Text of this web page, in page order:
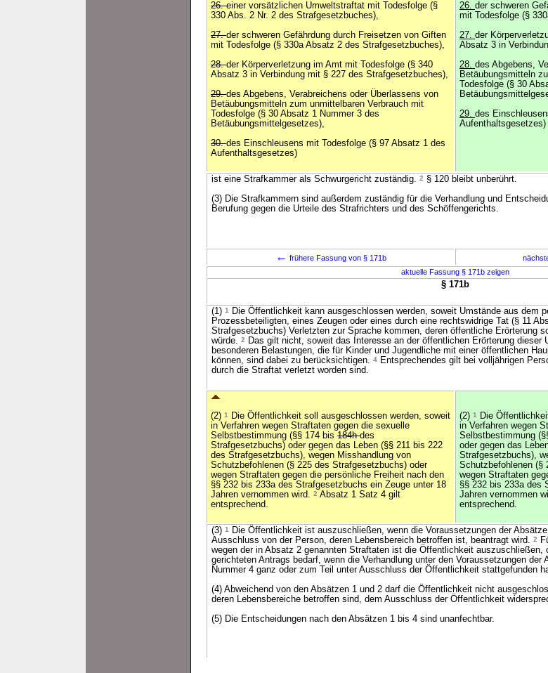
26.einer vorsätzlichen Umweltstraftat mit Todesfolge (§
330 Abs. 2 Nr. 2 des Strafgesetzbuches),
27.der schweren Gefährdung durch Freisetzen von Giften
mit Todesfolge (§ 330a Absatz 2 des Strafgesetzbuches),
28.der Körperverletzung im Amt mit Todesfolge (§ 340
Absatz 3 in Verbindung mit § 227 des Strafgesetzbuches),
29.des Abgebens, Verabreichens oder Überlassens von
Betäubungsmitteln zum unmittelbaren Verbrauch mit
Todesfolge (§ 30 Absatz 1 Nummer 3 des
Betäubungsmittelgesetzes),
30.des Einschleusens mit Todesfolge (§ 97 Absatz 1 des
Aufenthaltsgesetzes)
26. der schweren
mit Todesfolge (§
27. der
Absatz 3 in
28. des Abgebens,
Betäubungsmitteln
Todesfolge (§ 30
29. des
Aufenthaltsgesetzes)
ist eine Strafkammer als Schwurgericht zuständig. 2 § 120 bleibt unberührt.
(3) Die Strafkammern sind außerdem zuständig für die Verhandlung und
Berufung gegen die Urteile des Strafrichters und des Schöffengerichts.
← frühere Fassung von § 171b
aktuelle Fassung § 171b zeigen
§ 171b
(1) 1
Die Öffentlichkeit kann ausgeschlossen werden, soweit Umstände aus dem
Prozessbeteiligten, eines Zeugen oder eines durch eine rechtswidrige Tat (§ 11
Strafgesetzbuchs) Verletzten zur Sprache kommen, deren öffentliche Erörterung
würde. 2 Das gilt nicht, soweit das Interesse an der öffentlichen Erörterung dieser
besonderen Belastungen, die für Kinder und Jugendliche mit einer öffentlichen
können, sind dabei zu berücksichtigen. 4 Entsprechendes gilt bei volljährigen
durch die Straftat verletzt worden sind.
(2) 1
Die Öffentlichkeit soll ausgeschlossen werden, soweit
in Verfahren wegen Straftaten gegen die sexuelle
Selbstbestimmung (§§ 174 bis 184hdes
Strafgesetzbuchs) oder gegen das Leben (§§ 211 bis 222
des Strafgesetzbuchs), wegen Misshandlung von
Schutzbefohlenen (§ 225 des Strafgesetzbuchs) oder
wegen Straftaten gegen die persönliche Freiheit nach den
§§ 232 bis 233a des Strafgesetzbuchs ein Zeuge unter 18
Jahren vernommen wird. 2 Absatz 1 Satz 4 gilt
entsprechend.
(2) 1
Die
in Verfahren wegen
Selbstbestimmung
oder gegen das
Strafgesetzbuchs),
Schutzbefohlenen (§
wegen Straftaten
§§ 232 bis 233a des
Jahren vernommen
entsprechend.
(3) 1
Die Öffentlichkeit ist auszuschließen, wenn die Voraussetzungen der
Ausschluss von der Person, deren Lebensbereich betroffen ist, beantragt wird. 2
wegen der in Absatz 2 genannten Straftaten ist die Öffentlichkeit auszuschließen,
gerichteten Antrags bedarf, wenn die Verhandlung unter den Voraussetzungen der
Nummer 4 ganz oder zum Teil unter Ausschluss der Öffentlichkeit stattgefunden
(4) Abweichend von den Absätzen 1 und 2 darf die Öffentlichkeit nicht
deren Lebensbereiche betroffen sind, dem Ausschluss der Öffentlichkeit
(5) Die Entscheidungen nach den Absätzen 1 bis 4 sind unanfechtbar.